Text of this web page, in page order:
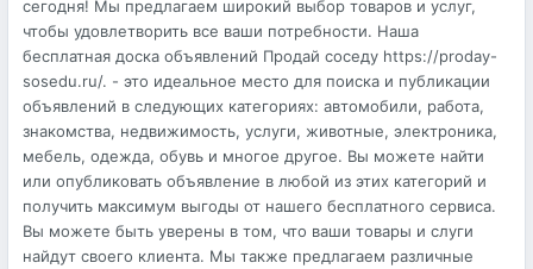
сегодня! Мы предлагаем широкий выбор товаров и услуг,
чтобы удовлетворить все ваши потребности. Наша
бесплатная доска объявлений Продай соседу https://proday-
sosedu.ru/. - это идеальное место для поиска и публикации
объявлений в следующих категориях: автомобили, работа,
знакомства, недвижимость, услуги, животные, электроника,
мебель, одежда, обувь и многое другое. Вы можете найти
или опубликовать объявление в любой из этих категорий и
получить максимум выгоды от нашего бесплатного сервиса.
Вы можете быть уверены в том, что ваши товары и слуги
найдут своего клиента. Мы также предлагаем различные